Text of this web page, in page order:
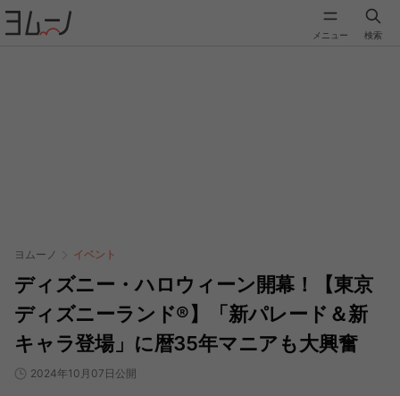
メニュー 検索
ヨムーノ イベント
ディズニー・ハロウィーン開幕！【東京
ディズニーランド®︎】「新パレード＆新
キャラ登場」に暦35年マニアも大興奮
2024年10月07日公開